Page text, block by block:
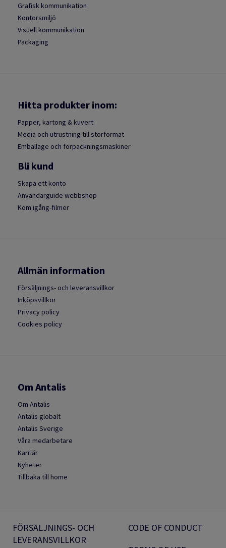
Grafisk kommunikation
Kontorsmiljö
Visuell kommunikation
Packaging
Hitta produkter inom:
Papper, kartong & kuvert
Media och utrustning till storformat
Emballage och förpackningsmaskiner
Bli kund
Skapa ett konto
Användarguide webbshop
Kom igång-filmer
Allmän information
Försäljnings- och leveransvillkor
Inköpsvillkor
Privacy policy
Cookies policy
Om Antalis
Om Antalis
Antalis globalt
Antalis Sverige
Våra medarbetare
Karriär
Nyheter
Tillbaka till home
FÖRSÄLJNINGS- OCH
LEVERANSVILLKOR
CODE OF CONDUCT